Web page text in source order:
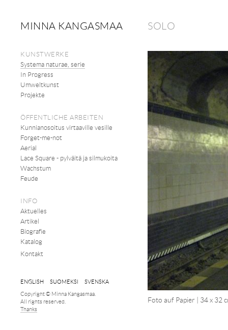
MINNA KANGASMAA
KUNSTWERKE
Systema naturae, serie
In Progress
Umweltkunst
Projekte
ÖFFENTLICHE ARBEITEN
Kunnianosoitus virtaaville vesille
Forget-me-not
Aerial
Lace Square - pylväitä ja silmukoita
Wachstum
Feude
INFO
Aktuelles
Artikel
Biografie
Katalog
Kontakt
ENGLISH SUOMEKSI
SVENSKA
Copyright © Minna Kangasmaa.
All rights reserved.
Thanks
SOLO
Foto auf Papier | 34 x 32